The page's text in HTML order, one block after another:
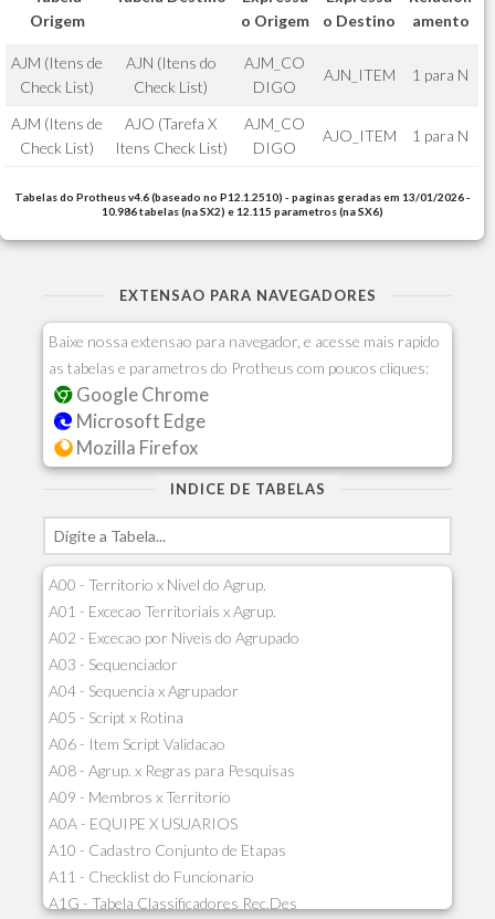
Origem
o Origem
o Destino
amento
AJM (Itens de
Check List)
AJN (Itens do
Check List)
AJM_CO
DIGO
AJN_ITEM 1 para N
AJM (Itens de
Check List)
AJO (Tarefa X
Itens Check List)
AJM_CO
DIGO
AJO_ITEM 1 para N
Tabelas do Protheus v4.6 (baseado no P12.1.2510) - paginas geradas em 13/01/2026 -
10.986 tabelas (na SX2) e 12.115 parametros (na SX6)
EXTENSAO PARA NAVEGADORES
Baixe nossa extensao para navegador, e acesse mais rapido
as tabelas e parametros do Protheus com poucos cliques:
Google Chrome
Microsoft Edge
Mozilla Firefox
INDICE DE TABELAS
A00 - Territorio x Nivel do Agrup.
A01 - Excecao Territoriais x Agrup.
A02 - Excecao por Niveis do Agrupado
A03 - Sequenciador
A04 - Sequencia x Agrupador
A05 - Script x Rotina
A06 - Item Script Validacao
A08 - Agrup. x Regras para Pesquisas
A09 - Membros x Territorio
A0A - EQUIPE X USUARIOS
A10 - Cadastro Conjunto de Etapas
A11 - Checklist do Funcionario
A1G - Tabela Classificadores Rec.Des